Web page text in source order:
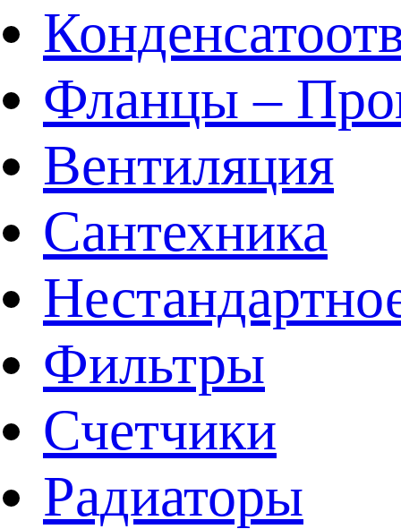
Фланцы –
Вентиляция
Сантехника
Фильтры
Счетчики
Радиаторы